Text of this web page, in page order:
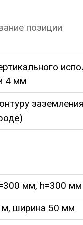
позиции
4 мм
мм, h=300 мм
м, ширина 50 мм